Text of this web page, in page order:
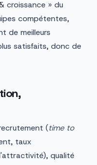
croissance » du
compétentes,
de meilleurs
satisfaits, donc de
(time to
taux
qualité